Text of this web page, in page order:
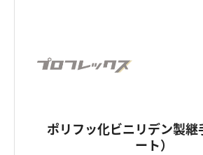
ポリフッ化ビニリデン製継
ート）